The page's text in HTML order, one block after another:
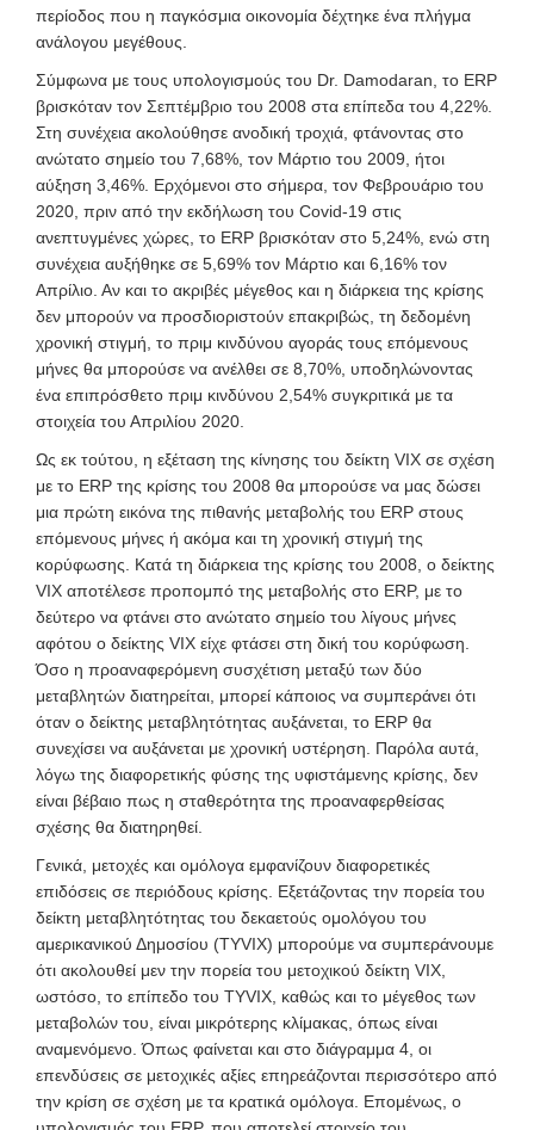
περίοδος που η παγκόσμια οικονομία δέχτηκε ένα πλήγμα
ανάλογου μεγέθους.
Σύμφωνα με τους υπολογισμούς του Dr. Damodaran, το ERP
βρισκόταν τον Σεπτέμβριο του 2008 στα επίπεδα του 4,22%.
Στη συνέχεια ακολούθησε ανοδική τροχιά, φτάνοντας στο
ανώτατο σημείο του 7,68%, τον Μάρτιο του 2009, ήτοι
αύξηση 3,46%. Ερχόμενοι στο σήμερα, τον Φεβρουάριο του
2020, πριν από την εκδήλωση του Covid-19 στις
ανεπτυγμένες χώρες, το ERP βρισκόταν στο 5,24%, ενώ στη
συνέχεια αυξήθηκε σε 5,69% τον Μάρτιο και 6,16% τον
Απρίλιο. Αν και το ακριβές μέγεθος και η διάρκεια της κρίσης
δεν μπορούν να προσδιοριστούν επακριβώς, τη δεδομένη
χρονική στιγμή, το πριμ κινδύνου αγοράς τους επόμενους
μήνες θα μπορούσε να ανέλθει σε 8,70%, υποδηλώνοντας
ένα επιπρόσθετο πριμ κινδύνου 2,54% συγκριτικά με τα
στοιχεία του Απριλίου 2020.
Ως εκ τούτου, η εξέταση της κίνησης του δείκτη VIX σε σχέση
με το ERP της κρίσης του 2008 θα μπορούσε να μας δώσει
μια πρώτη εικόνα της πιθανής μεταβολής του ERP στους
επόμενους μήνες ή ακόμα και τη χρονική στιγμή της
κορύφωσης. Κατά τη διάρκεια της κρίσης του 2008, ο δείκτης
VIX αποτέλεσε προπομπό της μεταβολής στο ERP, με το
δεύτερο να φτάνει στο ανώτατο σημείο του λίγους μήνες
αφότου ο δείκτης VIX είχε φτάσει στη δική του κορύφωση.
Όσο η προαναφερόμενη συσχέτιση μεταξύ των δύο
μεταβλητών διατηρείται, μπορεί κάποιος να συμπεράνει ότι
όταν ο δείκτης μεταβλητότητας αυξάνεται, το ERP θα
συνεχίσει να αυξάνεται με χρονική υστέρηση. Παρόλα αυτά,
λόγω της διαφορετικής φύσης της υφιστάμενης κρίσης, δεν
είναι βέβαιο πως η σταθερότητα της προαναφερθείσας
σχέσης θα διατηρηθεί.
Γενικά, μετοχές και ομόλογα εμφανίζουν διαφορετικές
επιδόσεις σε περιόδους κρίσης. Εξετάζοντας την πορεία του
δείκτη μεταβλητότητας του δεκαετούς ομολόγου του
αμερικανικού Δημοσίου (TYVIX) μπορούμε να συμπεράνουμε
ότι ακολουθεί μεν την πορεία του μετοχικού δείκτη VIX,
ωστόσο, το επίπεδο του TYVIX, καθώς και το μέγεθος των
μεταβολών του, είναι μικρότερης κλίμακας, όπως είναι
αναμενόμενο. Όπως φαίνεται και στο διάγραμμα 4, οι
επενδύσεις σε μετοχικές αξίες επηρεάζονται περισσότερο από
την κρίση σε σχέση με τα κρατικά ομόλογα. Επομένως, ο